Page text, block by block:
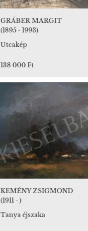
GRÁBER MARGIT
(1895 - 1993)
Utcakép
138 000 Ft
KEMÉNY ZSIGMOND
(1911 - )
Tanya éjszaka